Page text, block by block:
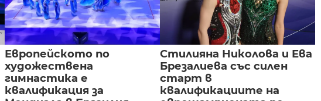
Европейското по
художествена
гимнастика е
квалификация за
Стилияна Николова и Ева
Брезалиева със силен
старт в
квалификациите на